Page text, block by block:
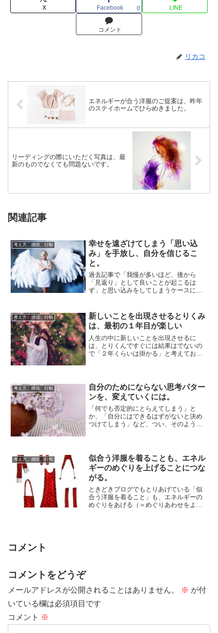
X Facebook 0 LINE
コメント
リカコ
エネルギーが合う洋服のご提案は、昨年
のステイホームでひらめきました。
リーディングの際にいただく写真は、最
新のものでなくても問題ないです。
関連記事
考え方、感情、行動
幸せを遠ざけてしまう「思い込
み」を手放し、自分を信じるこ
と。
過去記事で「我慢が多いほど、後から
「見返り」として良いことが起こるは
ず」と思い込みをしてしまうケースにつ
考え方、感情、行動
新しいことを出現させるとりくみ
は、最初の１年目が楽しい
人生の中に新しいことを出現させるに
は、とりくんですぐには結果はでないの
で「２年くらいは掛かる」と考えておく
考え方、感情、行動
自分のためにならない思考パター
ンを、変えていくには。
「何でも否定的にとらえてしまう」と
か、「自分にはできるはずがないと決め
つけてしまう」など、つい、そのように
考え方、感情、行動
似合う洋服を着ることも、エネル
ギーのめぐりを上げることにつな
がる。
ときどきブログでもとりあげている「似
合う洋服を着ること」も、エネルギーの
めぐりをあげる（＝めぐりあわせをよく
コメント
コメントをどうぞ
メールアドレスが公開されることはありません。 ※ が付
いている欄は必須項目です
コメント ※